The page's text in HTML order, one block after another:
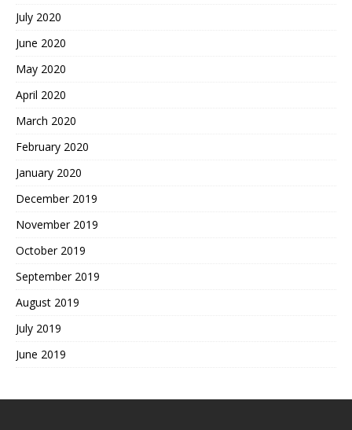
July 2020
June 2020
May 2020
April 2020
March 2020
February 2020
January 2020
December 2019
November 2019
October 2019
September 2019
August 2019
July 2019
June 2019